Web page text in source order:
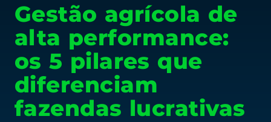
Gestão agrícola de
alta performance:
os 5 pilares que
diferenciam
fazendas lucrativas